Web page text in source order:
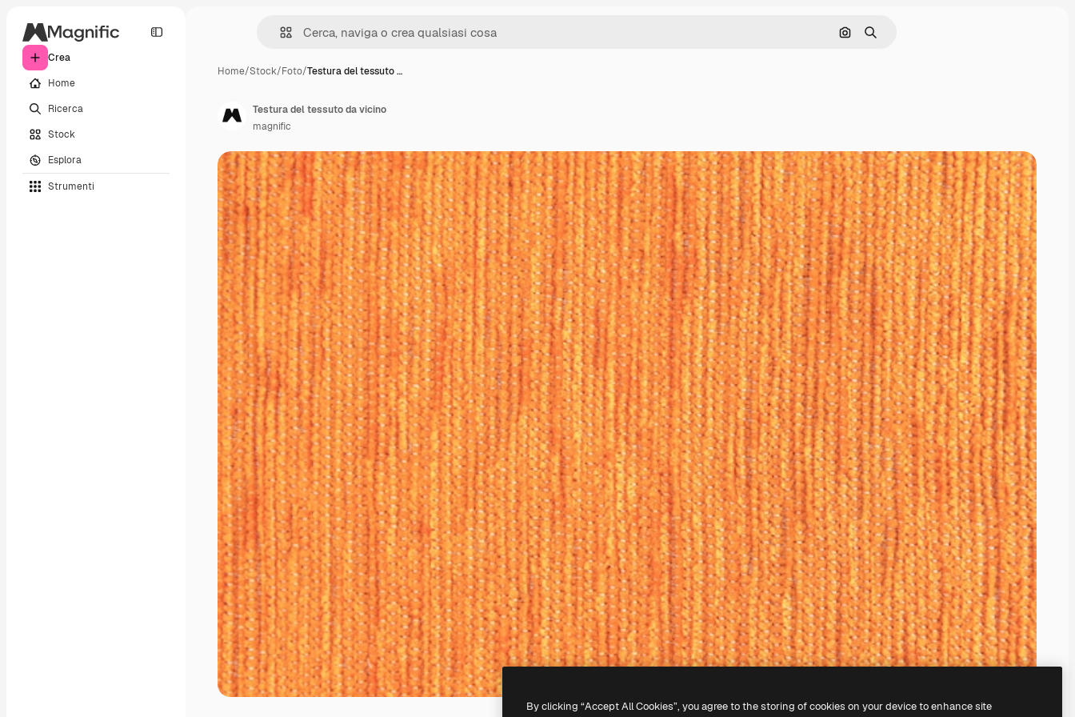
Crea
Home
Ricerca
Stock
Esplora
Strumenti
Cerca per immagine
Ricerca
Home/Stock/Foto/Testura del tessuto …
Testura del tessuto da vicino
magnific
By clicking “Accept All Cookies”, you agree to the storing of cookies on your device to enhance site